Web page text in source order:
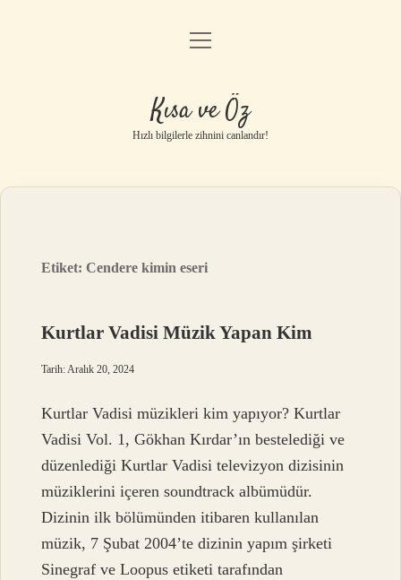
Anasayfa
Gizlilik Politikası
Yasal Uyarı
menüyü
Kısa ve Öz
Hızlı bilgilerle zihnini canlandır!
Etiket:Cendere kimin eseri
Kurtlar Vadisi Müzik Yapan Kim
Tarih: Aralık 20, 2024
Kurtlar Vadisi müzikleri kim yapıyor? Kurtlar
Vadisi Vol. 1, Gökhan Kırdar’ın bestelediği ve
düzenlediği Kurtlar Vadisi televizyon dizisinin
müziklerini içeren soundtrack albümüdür.
Dizinin ilk bölümünden itibaren kullanılan
müzik, 7 Şubat 2004’te dizinin yapım şirketi
Sinegraf ve Loopus etiketi tarafından